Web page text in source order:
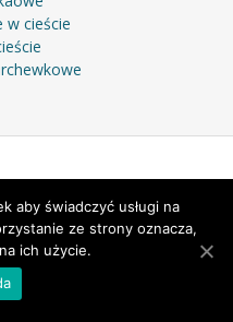
w cieście
aby świadczyć usługi na
ze strony oznacza,
ich użycie.